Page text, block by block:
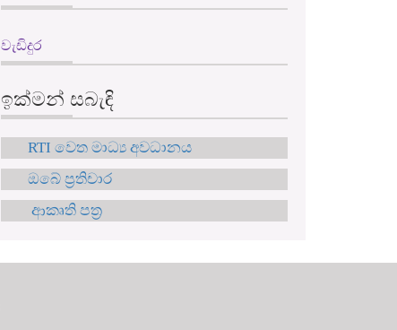
වැඩිදුර
ඉක්මන් සබැඳි
RTI වෙත මාධ්‍ය අවධානය
ඔබේ ප්‍රතිචාර
ආකෘති පත්‍ර